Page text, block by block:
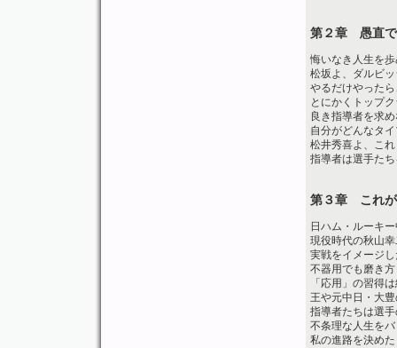
第２章 愚直で
悔いなき人生を
松坂よ、ダルビ
やるだけやった
とにかくトップ
良き指導者を求
自分がどんなタ
松井秀喜よ、こ
指導者は選手た
第３章 これが
日ハム・ルーキ
現役時代の秋山
実戦をイメージ
不器用でも磨き
「応用」の習得
王や元中日・大
指導者たちは選
不条理な人生を
私の進路を決め